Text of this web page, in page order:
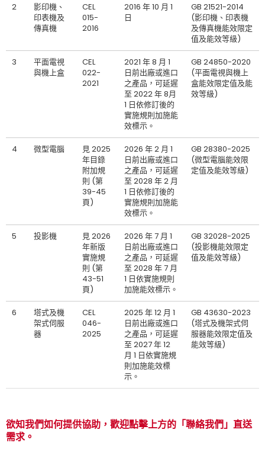
2
影印機、
印表機及
傳真機
CEL
015-
2016
2016 年 10 月 1
日
GB 21521-2014
(影印機、印表機
及傳真機能效限定
值及能效等級)
3
平面電視
與機上盒
CEL
022-
2021
2021 年 8 月 1
日前出廠或進口
之產品，可延遲
至 2022 年 8月
1 日依修訂後的
實施規則加施能
效標示。
GB 24850-2020
(平面電視與機上
盒能效限定值及能
效等級)
4 微型電腦
見 2025
年目錄
附加規
則 (第
39-45
頁)
2026 年 2 月 1
日前出廠或進口
之產品，可延遲
至 2028 年 2 月
1 日依修訂後的
實施規則加施能
效標示。
GB 28380-2025
(微型電腦能效限
定值及能效等級)
5 投影機
見 2026
年新版
實施規
則 (第
43-51
頁)
2026 年 7 月 1
日前出廠或進口
之產品，可延遲
至 2028 年 7 月
1 日依實施規則
加施能效標示。
GB 32028-2025
(投影機能效限定
值及能效等級)
6
塔式及機
架式伺服
器
CEL
046-
2025
2025 年 12 月 1
日前出廠或進口
之產品，可延遲
至 2027 年 12
月 1 日依實施規
則加施能效標
示。
GB 43630-2023
(塔式及機架式伺
服器能效限定值及
能效等級)
欲知我們如何提供協助，歡迎點擊上方的「聯絡我們」直送
需求。